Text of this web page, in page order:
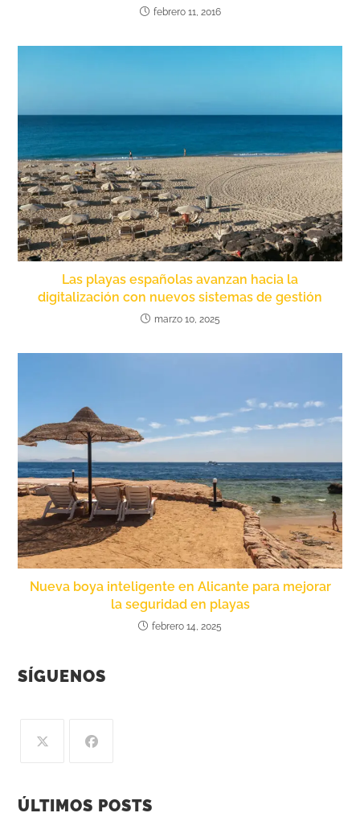
febrero 11, 2016
Las playas españolas avanzan hacia la
digitalización con nuevos sistemas de gestión
marzo 10, 2025
Nueva boya inteligente en Alicante para mejorar
la seguridad en playas
febrero 14, 2025
SÍGUENOS
ÚLTIMOS POSTS